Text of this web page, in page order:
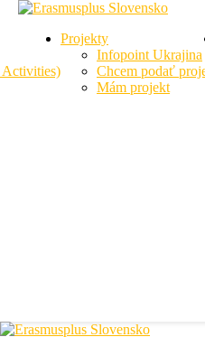
Activities)
Projekty
Infopoint Ukrajina
Chcem podať
Mám projekt